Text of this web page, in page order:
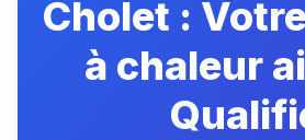
Cholet :
à chaleur